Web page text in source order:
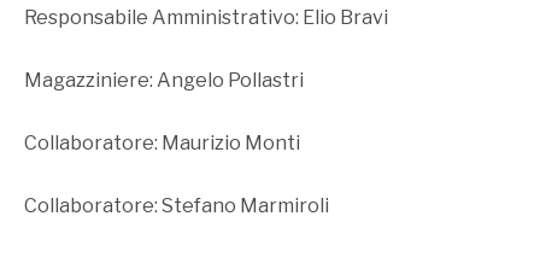
Responsabile Amministrativo: Elio Bravi
Magazziniere: Angelo Pollastri
Collaboratore: Maurizio Monti
Collaboratore: Stefano Marmiroli